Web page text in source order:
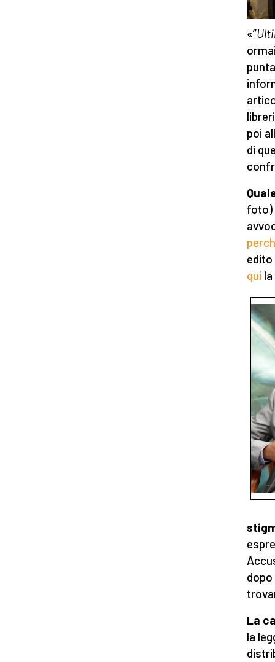
«”
poi
di
foto)
edito
qui
La
la